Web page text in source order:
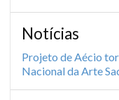
Notícias
Projeto de Aécio
Nacional da Arte